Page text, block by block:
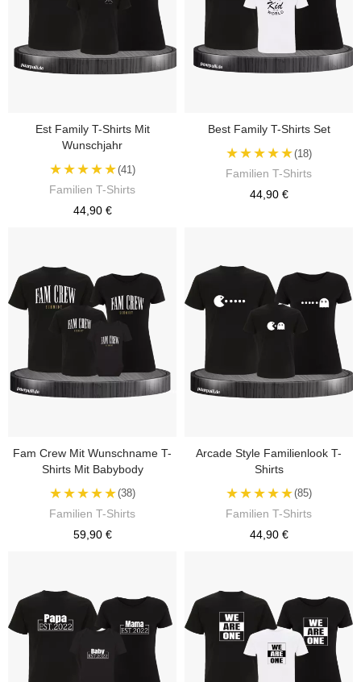
Est Family T-Shirts Mit
Wunschjahr
★★★★★(41)
Familien T-Shirts
44,90 €
Best Family T-Shirts Set
★★★★★(18)
Familien T-Shirts
44,90 €
Fam Crew Mit Wunschname T-
Shirts Mit Babybody
★★★★★(38)
Familien T-Shirts
59,90 €
Arcade Style Familienlook T-
Shirts
★★★★★(85)
Familien T-Shirts
44,90 €